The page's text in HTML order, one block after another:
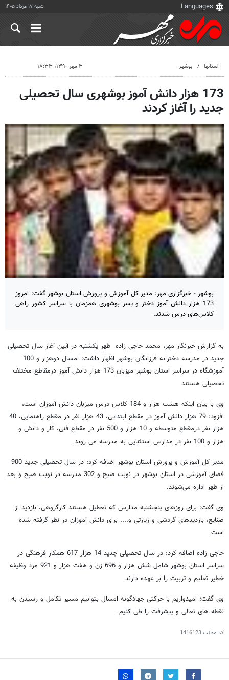
شنبه ۱۷ مرداد ۱۴۰۵
استانها بوشهر ۳ مهر ۱۳۹۰، ۱۸:۳۳
173 هزار دانش آموز بوشهری سال تحصیلی
جدید را آغاز کردند
بوشهر - خبرگزاری مهر: مدیر کل آموزش و پرورش استان بوشهر گفت: امروز
173 هزار دانش آموز دختر و پسر بوشهری همزمان با سراسر کشور راهی
کلاس‌های درس شدند.
به گزارش خبرنگار مهر، محمد حاجی ‌زاده ظهر یکشنبه در آیین آغاز سال تحصیلی
جدید در مدرسه دخترانه فرزانگان بوشهر اظهار داشت: امسال دوهزار و 100
آموزشگاه در سراسر استان بوشهر میزبان 173 هزار دانش آموز درمقاطع مختلف
تحصیلی هستند
وی با بیان اینکه هشت هزار و 184 کلاس درس میزبان دانش آموزان است،
افزود: 79 هزار دانش آموز در مقطع ابتدایی، 43 هزار نفر در مقطع راهنمایی، 40
هزار نفر درمقطع متوسطه و 10 هزار و 500 نفر در مقطع فنی، کار و دانش و
هزار و 100 نفر در مدارس استثنایی به مدرسه می‌ روند
مدیر کل آموزش و پرورش استان بوشهر اضافه کرد: در سال تحصیلی جدید 900
فضای آموزشی در استان بوشهر در نوبت صبح و 302 مدرسه در نوبت صبح و بعد
از ظهر اداره می‌شوند
وی گفت: برای روزهای پنجشنبه مدارس که تعطیل هستند کارگروهی، بازدید از
صنایع، بازدیدهای گردشی و زیارتی و.... برای دانش آموزان در نظر گرفته شده
است
حاجی ‌زاده اضافه کرد: در سال تحصیلی جدید 14 هزار 617 همکار فرهنگی در
سراسر استان بوشهر شامل شش هزار و 696 زن و هفت هزار و 921 مرد وظیفه
خطیر تعلیم و تربیت را بر عهده دارند
وی گفت: امیدواریم با حرکتی جهادگونه امسال بتوانیم مسیر تکامل و رسیدن به
نقطه‌ های تعالی و پیشرفت را طی کنیم
کد مطلب1416123